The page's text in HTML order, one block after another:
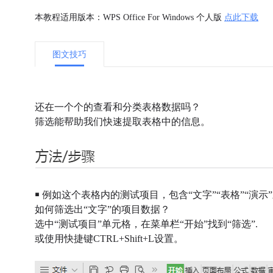
本教程适用版本：WPS Office For Windows 个人版 点此下载
图文技巧
还在一个个的查看和分类表格数据吗？
筛选能帮助我们快速提取表格中的信息。
￭ 例如这个表格内的测试项目，包含“文字”“表格”“演示
如何筛选出“文字”的项目数据？
选中“测试项目”单元格，在菜单栏“开始”找到“筛选”.
或使用快捷键CTRL+Shift+L设置。